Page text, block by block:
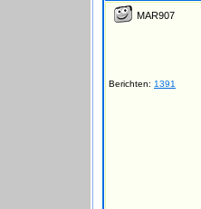
MAR907
Berichten: 1391